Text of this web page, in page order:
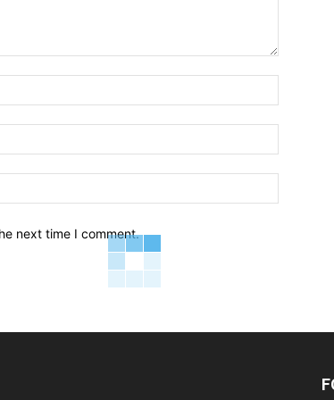
next time I comment.